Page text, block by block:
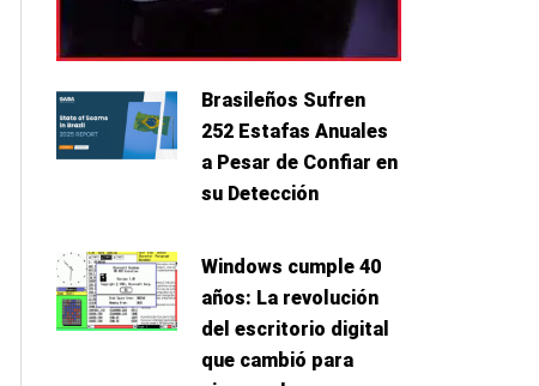
Brasileños Sufren
252 Estafas Anuales
a Pesar de Confiar en
su Detección
Windows cumple 40
años: La revolución
del escritorio digital
que cambió para